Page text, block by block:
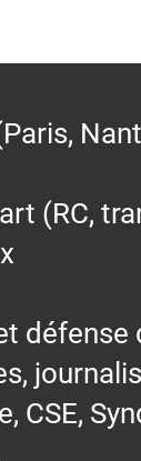
(RC,
défense
CSE,